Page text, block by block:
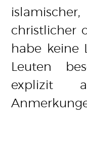
christlicher
habe keine
Leuten
explizit